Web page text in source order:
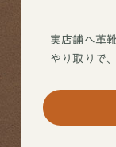
実店舗へ革
やり取りで